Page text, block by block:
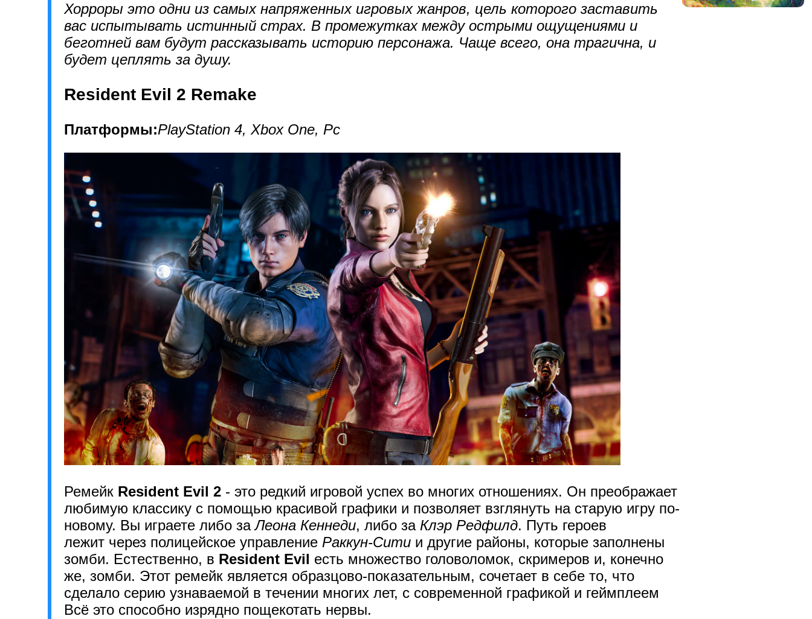
Хорроры это одни из самых напряженных игровых жанров, цель которого заставить
вас испытывать истинный страх. В промежутках между острыми ощущениями и
беготней вам будут рассказывать историю персонажа. Чаще всего, она трагична, и
будет цеплять за душу.
Resident Evil 2 Remake
Платформы:PlayStation 4, Xbox One, Pc
Ремейк Resident Evil 2 - это редкий игровой успех во многих отношениях. Он преображает
любимую классику с помощью красивой графики и позволяет взглянуть на старую игру по-
новому. Вы играете либо заЛеона Кеннеди, либо за Клэр Редфилд. Путь героев
лежит через полицейское управление Раккун-Сити и другие районы, которые заполнены
зомби. Естественно, в Resident Evil есть множество головоломок, скримеров и, конечно
же, зомби. Этот ремейк является образцово-показательным, сочетает в себе то, что
сделало серию узнаваемой в течении многих лет, с современной графикой и геймплеем
Всё это способно изрядно пощекотать нервы.